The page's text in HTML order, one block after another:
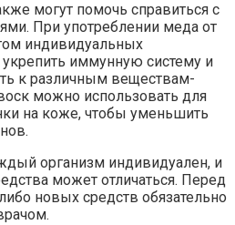
могут помочь справиться с
При употреблении меда от
индивидуальных
иммунную систему и
к различным веществам-
можно использовать для
на коже, чтобы уменьшить
организм индивидуален, и
может отличаться. Перед
новых средств обязательно